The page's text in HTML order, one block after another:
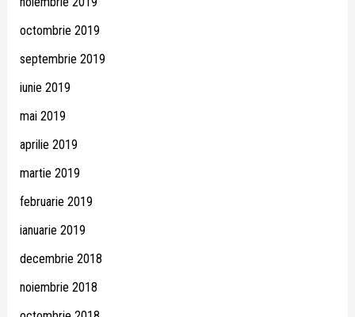
octombrie 2019
septembrie 2019
iunie 2019
mai 2019
aprilie 2019
martie 2019
februarie 2019
ianuarie 2019
decembrie 2018
noiembrie 2018